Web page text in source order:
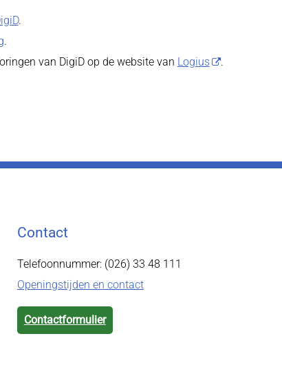
.
.
van DigiD op de website van Logius .
Contact
Telefoonnummer: (026) 33 48 111
Openingstijden en contact
Contactformulier